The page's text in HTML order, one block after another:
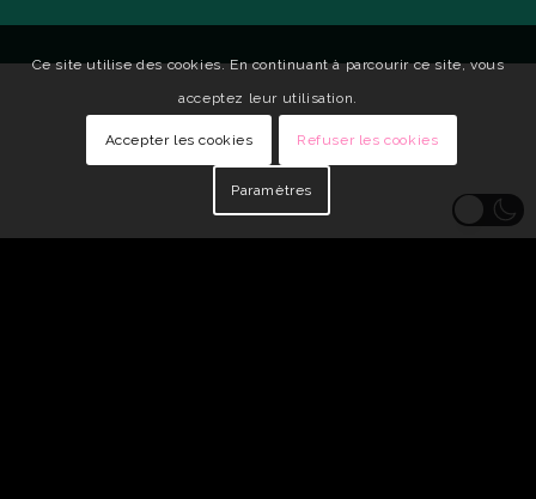
Ce site utilise des cookies. En continuant à parcourir ce site, vous
acceptez leur utilisation.
Accepter les cookies Refuser les cookies
Paramètres